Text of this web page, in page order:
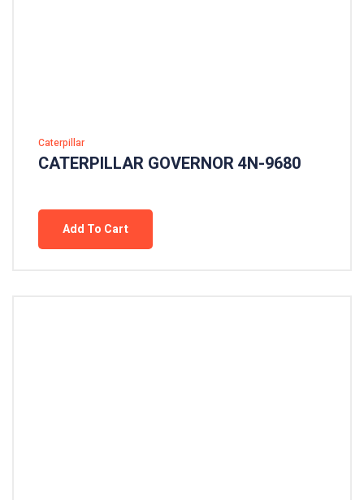
Caterpillar
CATERPILLAR GOVERNOR 4N-9680
Add To Cart